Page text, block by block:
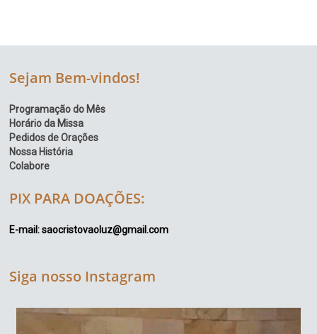
Sejam Bem-vindos!
Programação do Mês
Horário da Missa
Pedidos de Orações
Nossa História
Colabore
PIX PARA DOAÇÕES:
E-mail: saocristovaoluz@gmail.com
Siga nosso Instagram